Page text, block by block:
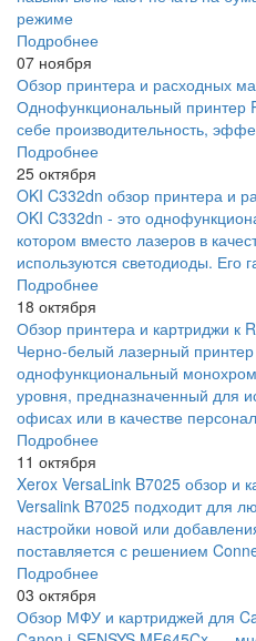
режиме
Подробнее
07 ноября
Обзор принтера и расходных
Однофункциональный принтер
себе производительность,
Подробнее
25 октября
OKI C332dn обзор принтера и
OKI C332dn - это
котором вместо лазеров в
используются светодиоды. Его
Подробнее
18 октября
Обзор принтера и картриджи к
Черно-белый лазерный
однофункциональный
уровня, предназначенный для
офисах или в качестве
Подробнее
11 октября
Xerox VersaLink B7025 обзор и
Versalink B7025 подходит для
настройки новой или
поставляется с решением
Подробнее
03 октября
Обзор МФУ и картриджей для